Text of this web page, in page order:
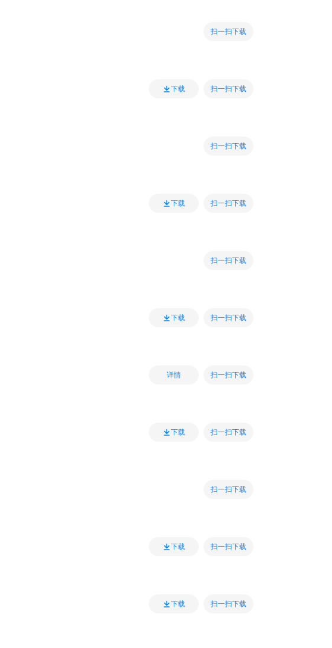
扫一扫下载
下载 扫一扫下载
扫一扫下载
下载 扫一扫下载
扫一扫下载
下载 扫一扫下载
详情 扫一扫下载
下载 扫一扫下载
扫一扫下载
下载 扫一扫下载
下载 扫一扫下载